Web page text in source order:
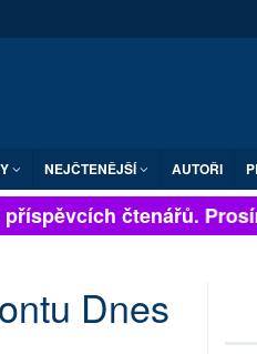
NEJČTENĚJŠÍ AUTOŘI
čtenářů.
Dnes